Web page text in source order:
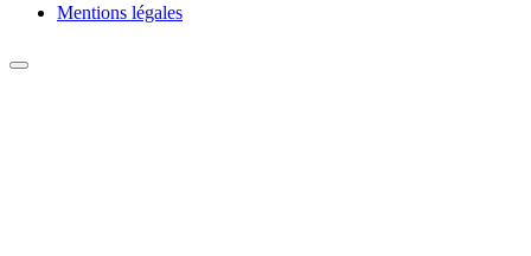
Mentions légales